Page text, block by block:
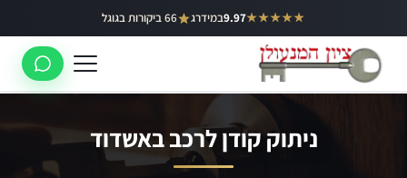
לתוכן
★★★★★
9.97במידרג 66 ביקורות בגוגל באר יעקב
ראשון לציון
ניתוק קודן לרכב באשדוד